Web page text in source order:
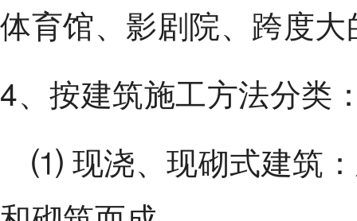
体育馆、影剧院、跨度
4、按建筑施工方法分类
⑴ 现浇、现砌式建筑：